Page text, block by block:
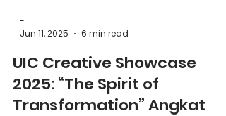
-
Jun 11, 2025
6 min read